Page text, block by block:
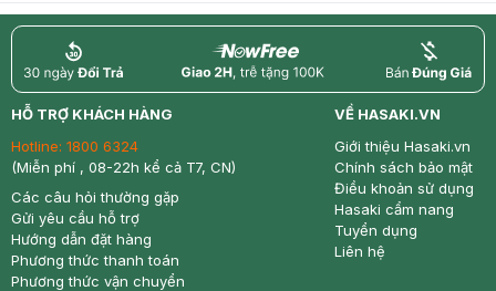
return nowfree price
HỖ TRỢ KHÁCH HÀNG
Hotline: 1800 6324
(Miễn phí , 08-22h kể cả T7, CN)
Các câu hỏi thường gặp
Gửi yêu cầu hỗ trợ
Hướng dẫn đặt hàng
Phương thức thanh toán
Phương thức vận chuyển
VỀ HASAKI.VN
Giới thiệu Hasaki.vn
Chính sách bảo mật
Điều khoản sử dụng
Hasaki cẩm nang
Tuyển dụng
Liên hệ